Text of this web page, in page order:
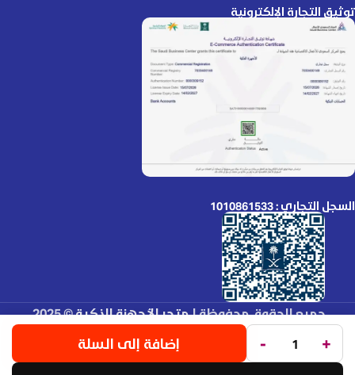
توثيق التجارة الإلكترونية
السجل التجاري : 1010861533
جميع الحقوق محفوظة لـمتجر الأجهزة الذكية© 2025.
تم التطوير بواسطة
+
- إضافة إلى السلة